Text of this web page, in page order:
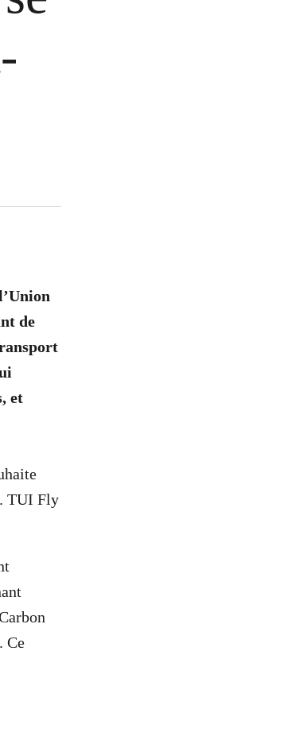
de
et
TUI Fly
Ce